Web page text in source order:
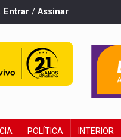
Entrar / Assinar
POLÍTICA INTERIOR